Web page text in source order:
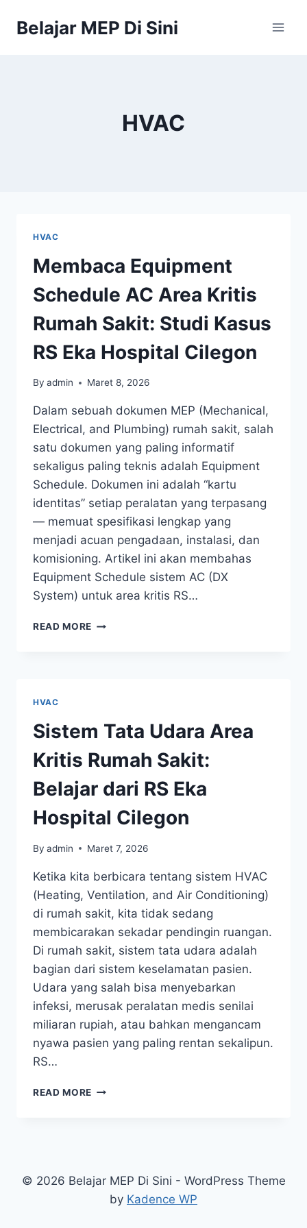
Belajar MEP Di Sini
HVAC
HVAC
Membaca Equipment
Schedule AC Area Kritis
Rumah Sakit: Studi Kasus
RS Eka Hospital Cilegon
By admin Maret 8, 2026
Dalam sebuah dokumen MEP (Mechanical,
Electrical, and Plumbing) rumah sakit, salah
satu dokumen yang paling informatif
sekaligus paling teknis adalah Equipment
Schedule. Dokumen ini adalah “kartu
identitas” setiap peralatan yang terpasang
— memuat spesifikasi lengkap yang
menjadi acuan pengadaan, instalasi, dan
komisioning. Artikel ini akan membahas
Equipment Schedule sistem AC (DX
System) untuk area kritis RS…
READ MORE
HVAC
Sistem Tata Udara Area
Kritis Rumah Sakit:
Belajar dari RS Eka
Hospital Cilegon
By admin Maret 7, 2026
Ketika kita berbicara tentang sistem HVAC
(Heating, Ventilation, and Air Conditioning)
di rumah sakit, kita tidak sedang
membicarakan sekadar pendingin ruangan.
Di rumah sakit, sistem tata udara adalah
bagian dari sistem keselamatan pasien.
Udara yang salah bisa menyebarkan
infeksi, merusak peralatan medis senilai
miliaran rupiah, atau bahkan mengancam
nyawa pasien yang paling rentan sekalipun.
RS…
READ MORE
© 2026 Belajar MEP Di Sini - WordPress Theme
by Kadence WP